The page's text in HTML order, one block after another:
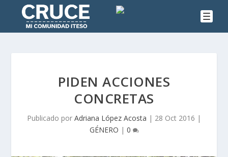
PIDEN ACCIONES
CONCRETAS
Publicado por Adriana López Acosta | 28 Oct 2016 |
GÉNERO | 0